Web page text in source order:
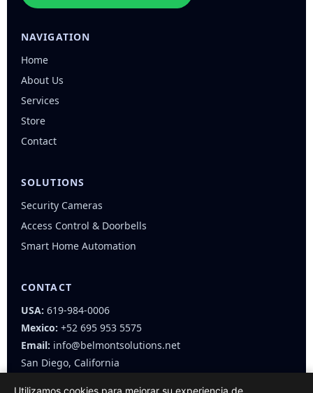
NAVIGATION
Home
About Us
Services
Store
Contact
SOLUTIONS
Security Cameras
Access Control & Doorbells
Smart Home Automation
CONTACT
USA: 619-984-0006
Mexico: +52 695 953 5575
Email: info@belmontsolutions.net
San Diego, California
Utilizamos cookies para mejorar su experiencia de